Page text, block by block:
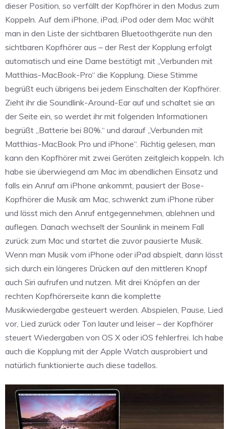
dieser Position, so verfällt der Kopfhörer in den Modus zum
Koppeln. Auf dem iPhone, iPad, iPod oder dem Mac wählt
man in den Liste der sichtbaren Bluetoothgeräte nun den
sichtbaren Kopfhörer aus – der Rest der Kopplung erfolgt
automatisch und eine Dame bestätigt mit „Verbunden mit
Matthias-MacBook-Pro“ die Kopplung. Diese Stimme
begrüßt euch übrigens bei jedem Einschalten der Kopfhörer.
Zieht ihr die Soundlink-Around-Ear auf und schaltet sie an
der Seite ein, so werdet ihr mit folgenden Informationen
begrüßt „Batterie bei 80%.“ und darauf „Verbunden mit
Matthias-MacBook Pro und iPhone“. Richtig gelesen, man
kann den Kopfhörer mit zwei Geräten zeitgleich koppeln. Ich
habe sie überwiegend am Mac im abendlichen Einsatz und
falls ein Anruf am iPhone ankommt, pausiert der Bose-
Kopfhörer die Musik am Mac, schwenkt zum iPhone rüber
und lässt mich den Anruf entgegennehmen, ablehnen und
auflegen. Danach wechselt der Sounlink in meinem Fall
zurück zum Mac und startet die zuvor pausierte Musik.
Wenn man Musik vom iPhone oder iPad abspielt, dann lässt
sich durch ein längeres Drücken auf den mittleren Knopf
auch Siri aufrufen und nutzen. Mit drei Knöpfen an der
rechten Kopfhörerseite kann die komplette
Musikwiedergabe gesteuert werden. Abspielen, Pause, Lied
vor, Lied zurück oder Ton lauter und leiser – der Kopfhörer
steuert Wiedergaben von OS X oder iOS fehlerfrei. Ich habe
auch die Kopplung mit der Apple Watch ausprobiert und
natürlich funktionierte auch diese tadellos.